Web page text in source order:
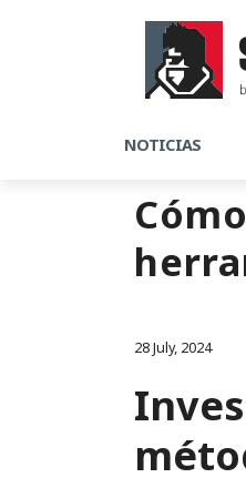
NOTICIAS
28 July, 2024